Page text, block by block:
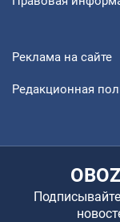
Реклама на сайте
Редакционная